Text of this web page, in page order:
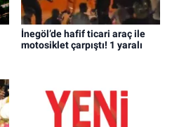
İnegöl’de hafif ticari araç ile
motosiklet çarpıştı! 1 yaralı